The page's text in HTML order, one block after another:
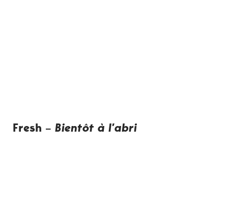
Fresh – Bientôt à l’abri